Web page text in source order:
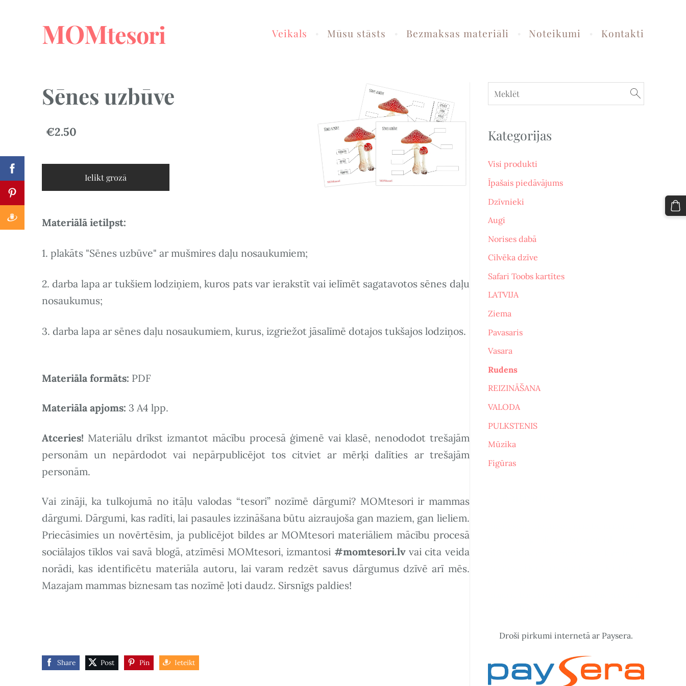
MOMtesori Veikals Mūsu stāsts Bezmaksas materiāli Noteikumi Kontakti
Kategorijas
Visi produkti
Īpašais piedāvājums
Dzīvnieki
Augi
Norises dabā
Cilvēka dzīve
Safari Toobs kartītes
LATVIJA
Ziema
Pavasaris
Vasara
Rudens
REIZINĀŠANA
VALODA
PULKSTENIS
Mūzika
Figūras
Droši pirkumi internetā ar Paysera.
Sēnes uzbūve
€2.50
Ielikt grozā
Materiālā ietilpst:
1. plakāts "Sēnes uzbūve" ar mušmires daļu nosaukumiem;
2. darba lapa ar tukšiem lodziņiem, kuros pats var ierakstīt vai ielīmēt sagatavotos sēnes daļu
nosaukumus;
3. darba lapa ar sēnes daļu nosaukumiem, kurus, izgriežot jāsalīmē dotajos tukšajos lodziņos.
Materiāla formāts: PDF
Materiāla apjoms: 3 A4 lpp.
Atceries! Materiālu drīkst izmantot mācību procesā ģimenē vai klasē, nenododot trešajām
personām un nepārdodot vai nepārpublicējot tos citviet ar mērķi dalīties ar trešajām
personām.
Vai zināji, ka tulkojumā no itāļu valodas “tesori” nozīmē dārgumi? MOMtesori ir mammas
dārgumi. Dārgumi, kas radīti, lai pasaules izzināšana būtu aizraujoša gan maziem, gan lieliem.
Priecāsimies un novērtēsim, ja publicējot bildes ar MOMtesori materiāliem mācību procesā
sociālajos tīklos vai savā blogā, atzīmēsi MOMtesori, izmantosi #momtesori.lv vai cita veida
norādi, kas identificētu materiāla autoru, lai varam redzēt savus dārgumus dzīvē arī mēs.
Mazajam mammas biznesam tas nozīmē ļoti daudz. Sirsnīgs paldies!
Share Post Pin Ieteikt